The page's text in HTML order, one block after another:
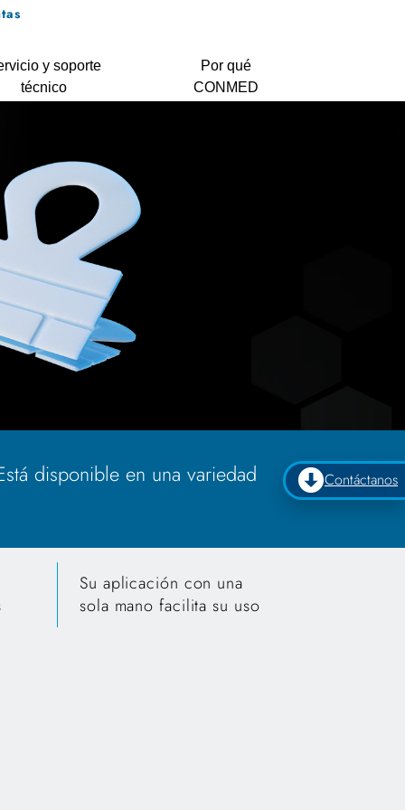
y soporte
técnico
Por qué
CONMED
disponible en una variedad
Su aplicación con una
sola mano facilita su uso
Contáctanos